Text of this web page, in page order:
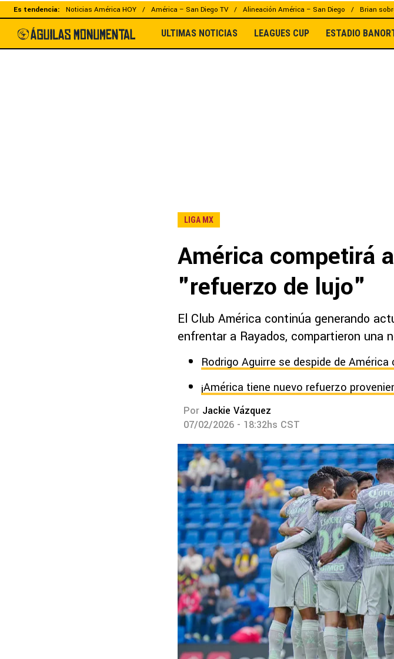
Es tendencia: Noticias América HOY América – San Diego TV Alineación América – San Diego Brian
ULTIMAS NOTICIAS LEAGUES CUP ESTADIO
LIGA MX
América competirá
"refuerzo de lujo"
El Club América continúa generando
enfrentar a Rayados, compartieron una
Rodrigo Aguirre se despide de
¡América tiene nuevo refuerzo
Por Jackie Vázquez
07/02/2026 - 18:32hs CST